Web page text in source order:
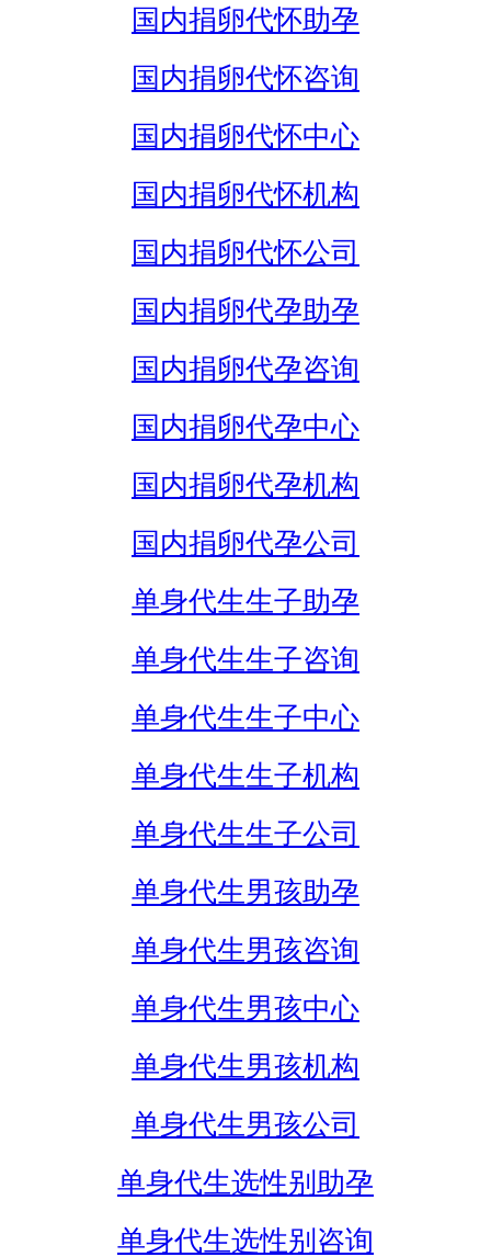
国内捐卵代怀助孕
国内捐卵代怀咨询
国内捐卵代怀中心
国内捐卵代怀机构
国内捐卵代怀公司
国内捐卵代孕助孕
国内捐卵代孕咨询
国内捐卵代孕中心
国内捐卵代孕机构
国内捐卵代孕公司
单身代生生子助孕
单身代生生子咨询
单身代生生子中心
单身代生生子机构
单身代生生子公司
单身代生男孩助孕
单身代生男孩咨询
单身代生男孩中心
单身代生男孩机构
单身代生男孩公司
单身代生选性别助孕
单身代生选性别咨询